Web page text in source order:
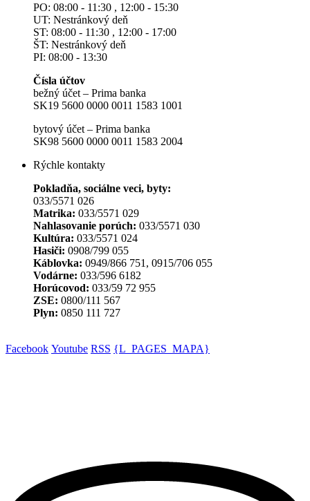
PO: 08:00 - 11:30 , 12:00 - 15:30
UT: Nestránkový deň
ST: 08:00 - 11:30 , 12:00 - 17:00
ŠT: Nestránkový deň
PI: 08:00 - 13:30
Čísla účtov
bežný účet – Prima banka
SK19 5600 0000 0011 1583 1001
bytový účet – Prima banka
SK98 5600 0000 0011 1583 2004
Rýchle kontakty
Pokladňa, sociálne veci, byty:
033/5571 026
Matrika: 033/5571 029
Nahlasovanie porúch: 033/5571 030
Kultúra: 033/5571 024
Hasiči: 0908/799 055
Káblovka: 0949/866 751, 0915/706 055
Vodárne: 033/596 6182
Horúcovod: 033/59 72 955
ZSE: 0800/111 567
Plyn: 0850 111 727
Facebook Youtube RSS {L_PAGES_MAPA}